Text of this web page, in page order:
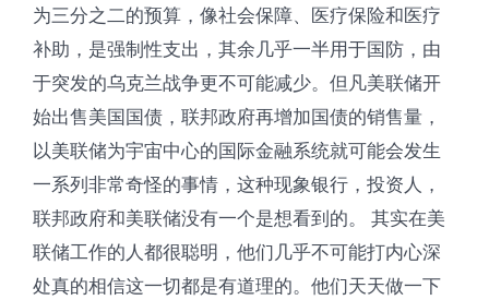
为三分之二的预算，像社会保障、医疗保险和医疗
补助，是强制性支出，其余几乎一半用于国防，由
于突发的乌克兰战争更不可能减少。但凡美联储开
始出售美国国债，联邦政府再增加国债的销售量，
以美联储为宇宙中心的国际金融系统就可能会发生
一系列非常奇怪的事情，这种现象银行，投资人，
联邦政府和美联储没有一个是想看到的。 其实在美
联储工作的人都很聪明，他们几乎不可能打内心深
处真的相信这一切都是有道理的。他们天天做一下